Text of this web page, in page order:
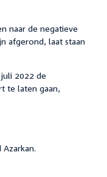
naar de negatieve
afgerond, laat staan
2022 de
te laten gaan,